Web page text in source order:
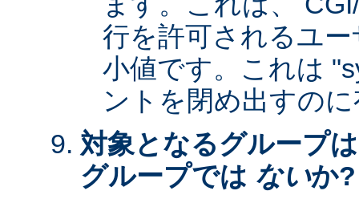
行を許可されるユ
小値です。これは
ントを閉め出すの
対象となるグループ
グループでは ないか?